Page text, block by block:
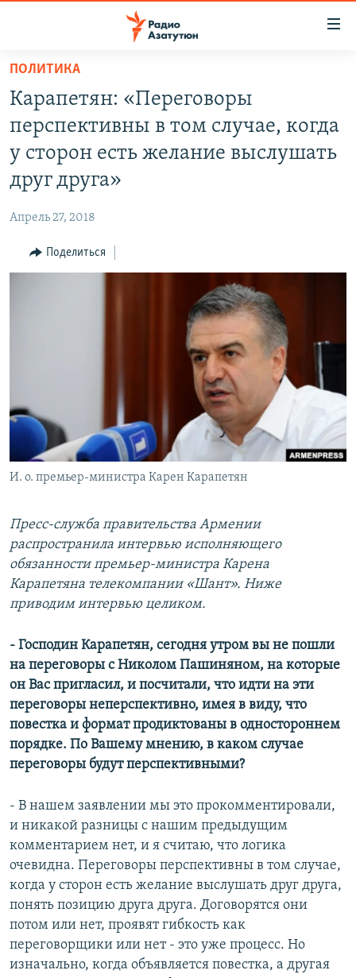
Перейти
основному
содержанию
Перейти
основной
Перейти
поиску
НОВОСТИ
ПОЛИТИКА
РЕГИОН
НАГОРНЫЙ КАРАБАХ
English
Русский
Все сайты Радио Азатутюн
ПОЛИТИКА
Карапетян: «Переговоры
перспективны в том случае, когда
у сторон есть желание выслушать
друг друга»
Апрель 27, 2018
Поделиться
И. о. премьер-министра Карен Карапетян
Пресс-служба правительства Армении
распространила интервью исполняющего
обязанности премьер-министра Карена
Карапетяна телекомпании «Шант». Ниже
приводим интервью целиком.
- Господин Карапетян, сегодня утром вы не пошли
на переговоры с Николом Пашиняном, на которые
он Вас пригласил, и посчитали, что идти на эти
переговоры неперспективно, имея в виду, что
повестка и формат продиктованы в одностороннем
порядке. По Вашему мнению, в каком случае
переговоры будут перспективными?
- В нашем заявлении мы это прокомментировали,
и никакой разницы с нашим предыдущим
комментарием нет, и я считаю, что логика
очевидна. Переговоры перспективны в том случае,
когда у сторон есть желание выслушать друг друга,
понять позицию друга друга. Договорятся они
потом или нет, проявят гибкость как
переговорщики или нет - это уже процесс. Но
изначально, когда объявляется повестка, а другая